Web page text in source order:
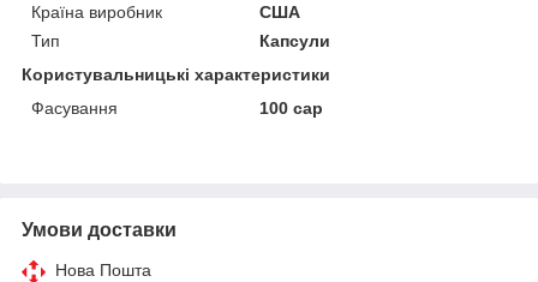
Країна виробник
США
Тип
Капсули
Користувальницькі характеристики
Фасування
100 cap
Умови доставки
Нова Пошта